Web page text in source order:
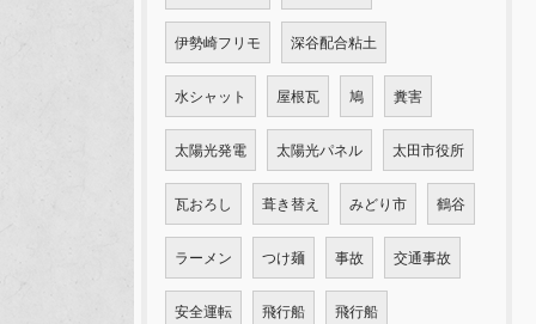
伊勢崎フリモ 深谷配合粘土
水シャット 屋根瓦 鳩 糞害
太陽光発電 太陽光パネル 太田市役所
瓦おろし 葺き替え みどり市 鶴谷
ラーメン つけ麺 事故 交通事故
安全運転 飛行船 飛行船